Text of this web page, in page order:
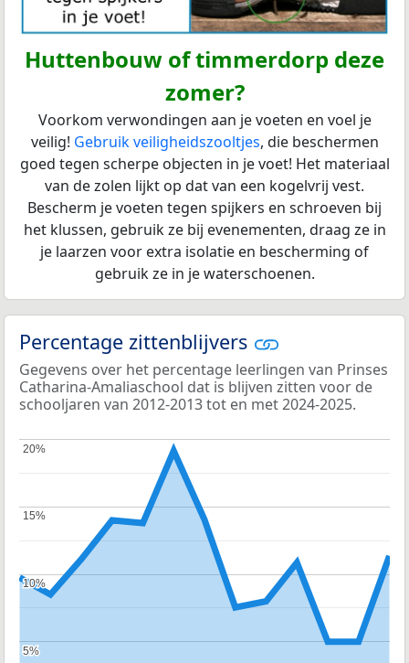
Huttenbouw of timmerdorp deze
zomer?
Voorkom verwondingen aan je voeten en voel je
veilig! Gebruik veiligheidszooltjes, die beschermen
goed tegen scherpe objecten in je voet! Het materiaal
van de zolen lijkt op dat van een kogelvrij vest.
Bescherm je voeten tegen spijkers en schroeven bij
het klussen, gebruik ze bij evenementen, draag ze in
je laarzen voor extra isolatie en bescherming of
gebruik ze in je waterschoenen.
Percentage zittenblijvers
Gegevens over het percentage leerlingen van Prinses
Catharina-Amaliaschool dat is blijven zitten voor de
schooljaren van 2012-2013 tot en met 2024-2025.
5%
5%
10%
10%
15%
15%
20%
20%